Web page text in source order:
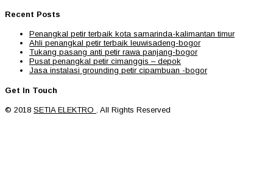
Recent Posts
Penangkal petir terbaik kota samarinda-kalimantan timur
Ahli penangkal petir terbaik leuwisadeng-bogor
Tukang pasang anti petir rawa panjang-bogor
Pusat penangkal petir cimanggis – depok
Jasa instalasi grounding petir cipambuan -bogor
Get In Touch
© 2018 SETIA ELEKTRO . All Rights Reserved